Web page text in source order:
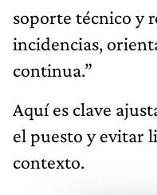
soporte técnico y
incidencias,
continua.”
Aquí es clave
el puesto y evitar
contexto.